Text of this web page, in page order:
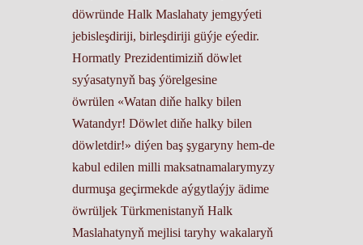
döwründe Halk Maslahaty jemgyýeti
jebisleşdiriji, birleşdiriji güýje eýedir.
Hormatly Prezidentimiziň döwlet
syýasatynyň baş ýörelgesine
öwrülen «Watan diňe halky bilen
Watandyr! Döwlet diňe halky bilen
döwletdir!» diýen baş şygaryny hem-de
kabul edilen milli maksatnamalarymyzy
durmuşa geçirmekde aýgytlaýjy ädime
öwrüljek Türkmenistanyň Halk
Maslahatynyň mejlisi taryhy wakalaryň